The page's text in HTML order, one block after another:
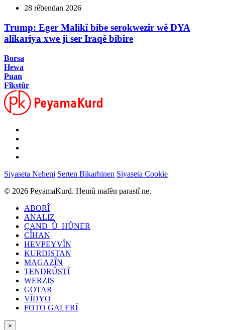
28 rêbendan 2026
Trump: Eger Malikî bibe serokwezîr wê DYA
alîkariya xwe ji ser Iraqê bibire
Borsa
Hewa
Puan
Fîkstûr
Siyaseta Neheni Serten Bikarhinen Siyaseta Cookie
© 2026 PeyamaKurd. Hemû mafên parastî ne.
ABORÎ
ANALIZ
ÇAND_Û_HÛNER
CÎHAN
HEVPEYVÎN
KURDISTAN
MAGAZÎN
TENDRÛSTÎ
WERZIS
GOTAR
VÎDYO
FOTO GALERÎ
×